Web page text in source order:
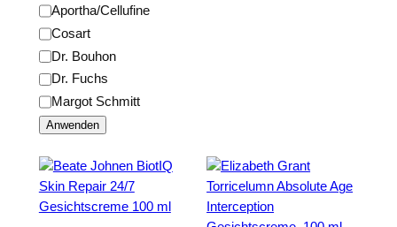
Aportha/Cellufine
Cosart
Dr. Bouhon
Dr. Fuchs
Margot Schmitt
Anwenden